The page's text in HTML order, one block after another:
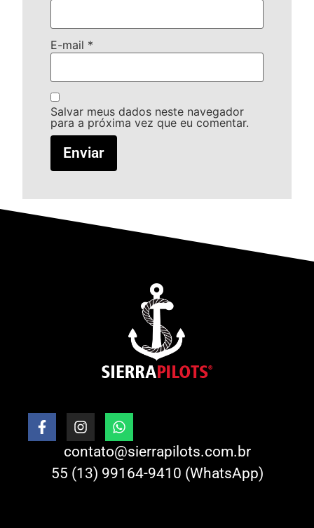
E-mail *
Salvar meus dados neste navegador
para a próxima vez que eu comentar.
contato@sierrapilots.com.br
55 (13) 99164-9410 (WhatsApp)